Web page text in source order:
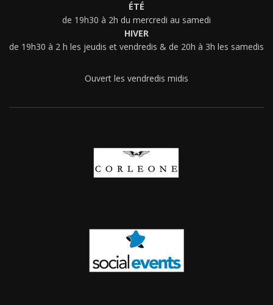
ÉTÉ
de 19h30 à 2h du mercredi au samedi
HIVER
de 19h30 à 2 h les jeudis et vendredis & de 20h à 3h les samedis
Ouvert les vendredis midis